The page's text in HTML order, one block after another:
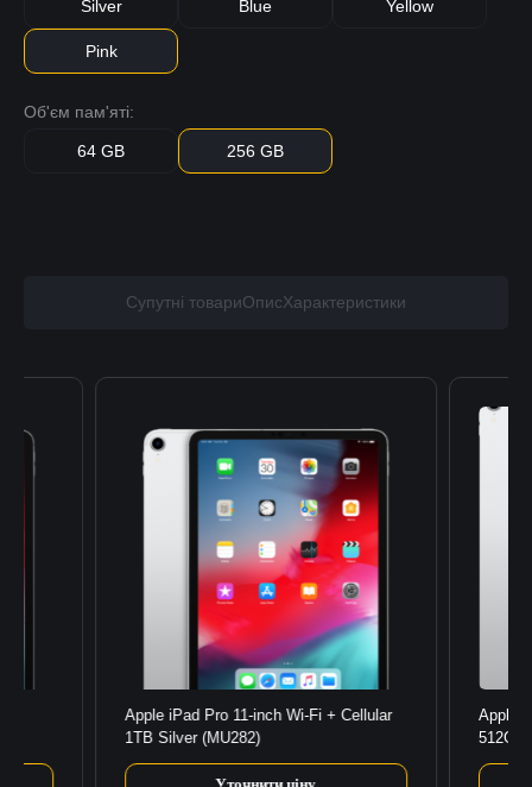
Silver Blue Yellow
Pink
Об'єм пам'яті:
64 GB 256 GB
Супутні товариОписХарактеристики
Apple iPad Pro 11-inch Wi-Fi + Cellular
1TB Silver (MU282)
Apple
512GB